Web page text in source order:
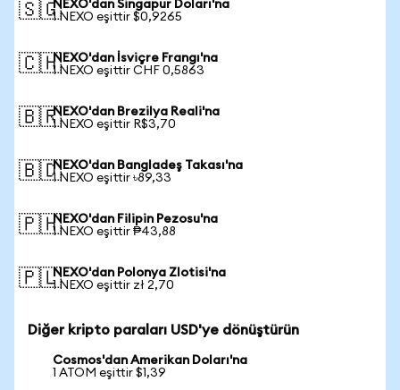
🇸🇬NEXO'dan Singapur Doları'na
1 NEXO eşittir $0,9265
🇨🇭NEXO'dan İsviçre Frangı'na
1 NEXO eşittir CHF 0,5863
🇧🇷NEXO'dan Brezilya Reali'na
1 NEXO eşittir R$3,70
🇧🇩NEXO'dan Bangladeş Takası'na
1 NEXO eşittir ৳89,33
🇵🇭NEXO'dan Filipin Pezosu'na
1 NEXO eşittir ₱43,88
🇵🇱NEXO'dan Polonya Zlotisi'na
1 NEXO eşittir zł 2,70
Diğer kripto paraları USD'ye dönüştürün
Cosmos'dan Amerikan Doları'na
1 ATOM eşittir $1,39